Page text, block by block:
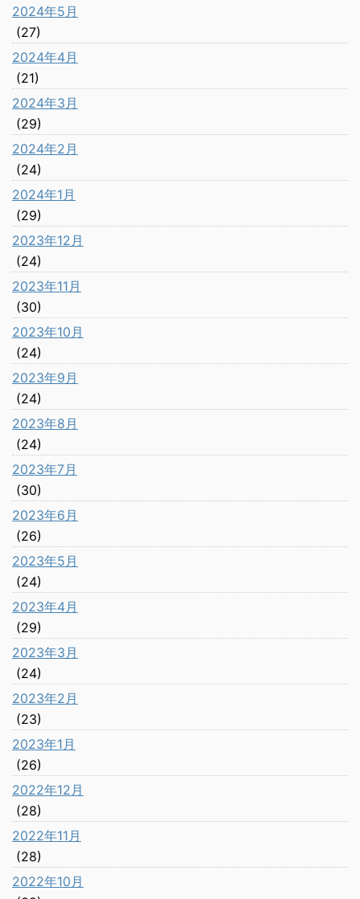
2024年5月
(27)
2024年4月
(21)
2024年3月
(29)
2024年2月
(24)
2024年1月
(29)
2023年12月
(24)
2023年11月
(30)
2023年10月
(24)
2023年9月
(24)
2023年8月
(24)
2023年7月
(30)
2023年6月
(26)
2023年5月
(24)
2023年4月
(29)
2023年3月
(24)
2023年2月
(23)
2023年1月
(26)
2022年12月
(28)
2022年11月
(28)
2022年10月